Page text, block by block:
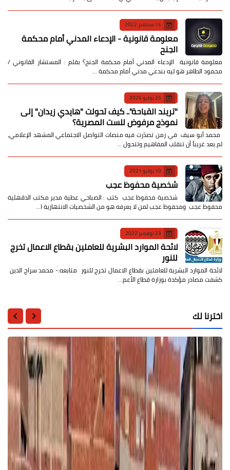
14 سبتمبر 2022
معلومة قانونية - الإدعاء المدني أمام محكمة
الجنح
معلومة قانونية الإدعاء المدني أمام محكمة الجنح؟ بقلم : المستشار القانوني /
محمود الطاهر هو ليه بندعي مدني أمام محكمة …
25 يوليو 2026
​"تريند القباحة".. كيف تحولت "هايدي زيدان" إلى
نموذج مرفوض للست المصرية؟
​ محمد أبو سيف ​في زمن تصدّرت فيه منصات التواصل الاجتماعي المشهد الإعلامي،
لم يعد غريباً أن تنقلب المفاهيم وتتحول …
10 يونيو 2021
شخصية محفوظ عجب
شخصية محفوظ عجب كتب : الصباحي عطية مدير مكتب الدقهلية
محفوظ عجب ومحفوظ عجب لمن لا يعرفه هو من الشخصيات الانتهازية ا…
23 نوفمبر 2022
لائحة الموارد البشرية للعاملين بقطاع الاعمال تخرج
للنور
لائحة الموارد البشرية للعاملين بقطاع الاعمال تخرج للنور متابعه:- محمد سراج الدين
كشفت مصادر مؤكدة بوزارة قطاع الأعم…
اخترنا لك